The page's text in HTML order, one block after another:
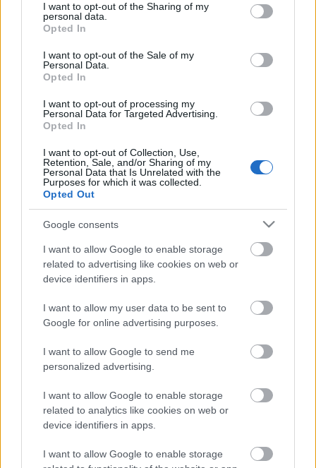
not limited to your visit or usage behaviour. You may click to
grant or deny consent to Google and its third-party tags to
use your data for below specified purposes in below Google
consent section.
I want to opt-out of the Sharing of my
personal data.
Opted In
I want to opt-out of the Sale of my
Personal Data.
Opted In
I want to opt-out of processing my
Personal Data for Targeted Advertising.
Opted In
I want to opt-out of Collection, Use,
Retention, Sale, and/or Sharing of my
Personal Data that Is Unrelated with the
Purposes for which it was collected.
Opted Out
Google consents
I want to allow Google to enable storage
related to advertising like cookies on web or
device identifiers in apps.
I want to allow my user data to be sent to
Google for online advertising purposes.
I want to allow Google to send me
personalized advertising.
I want to allow Google to enable storage
related to analytics like cookies on web or
device identifiers in apps.
I want to allow Google to enable storage
azok velem majdnem egyidősek, édesapám
munkái. Régóta szerettem volna már
megörökíteni őket, ez lett rá a tökéletes
alkalom.
A 2020-as évben Gravel Shores biztosan folytatja
egyszál gitáros koncertjeit, a dátumok hamarosan
nyilvánossá válnak. További információk a Gravel